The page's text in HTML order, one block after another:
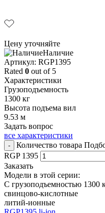
Цену уточняйте
Наличие
Aртикул: RGP1395
Rated 0 out of 5
Характеристики
Грузоподъемность
1300 кг
Высота подъема вил
9.53 м
Задать вопрос
все характеристики
-
Количество товара
RGP 1395
Заказать
Модели в этой серии:
С грузоподъемностью 1300
свинцово-кислотные
литий-ионные